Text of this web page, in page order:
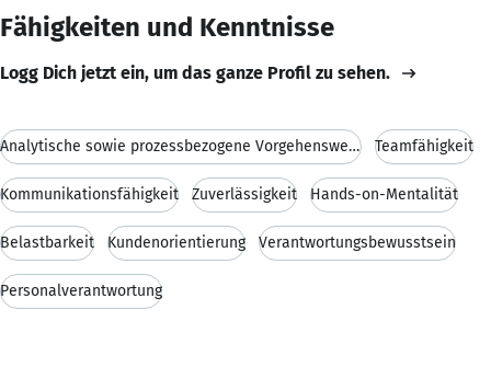
Fähigkeiten und Kenntnisse
Logg Dich jetzt ein, um das ganze Profil zu sehen.
Analytische sowie prozessbezogene Vorgehensweise Teamfähigkeit
Kommunikationsfähigkeit Zuverlässigkeit Hands-on-Mentalität
Belastbarkeit Kundenorientierung Verantwortungsbewusstsein
Personalverantwortung